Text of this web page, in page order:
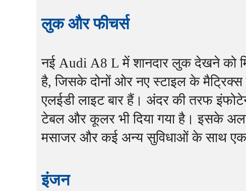
लुक और फीचर्स
नई Audi A8 L में शानदार लुक देखने को
है, जिसके दोनों ओर नए स्टाइल के
एलईडी लाइट बार हैं। अंदर की तरफ
टेबल और कूलर भी दिया गया है। इसके
मसाजर और कई अन्य सुविधाओं के साथ एक
इंजन